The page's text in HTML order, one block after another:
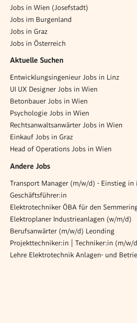
Jobs in Wien (Josefstadt)
Jobs im Burgenland
Jobs in Graz
Jobs in Österreich
Aktuelle Suchen
Entwicklungsingenieur Jobs in Linz
UI UX Designer Jobs in Wien
Betonbauer Jobs in Wien
Psychologie Jobs in Wien
Rechtsanwaltsanwärter Jobs in Wien
Einkauf Jobs in Graz
Head of Operations Jobs in Wien
Andere Jobs
Geschäftsführer:in
Elektrotechniker ÖBA für den
Elektroplaner Industrieanlagen (w/m/d)
Berufsanwärter (m/w/d) Leonding
Projekttechniker:in | Techniker:in (m/w/